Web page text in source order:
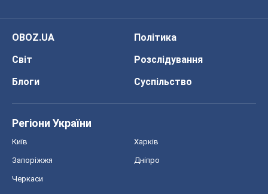
OBOZ.UA
Політика
Світ
Розслідування
Блоги
Суспільство
Регіони України
Київ Харків
Запоріжжя Дніпро
Черкаси